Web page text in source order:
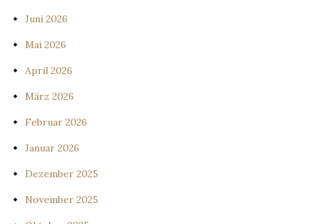
Juni 2026
Mai 2026
April 2026
März 2026
Februar 2026
Januar 2026
Dezember 2025
November 2025